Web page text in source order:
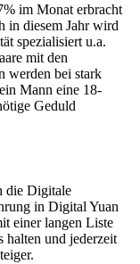
im Monat erbracht
in diesem Jahr wird
spezialisiert u.a.
mit den
werden bei stark
Mann eine 18-
Geduld
die Digitale
in Digital Yuan
einer langen Liste
halten und jederzeit